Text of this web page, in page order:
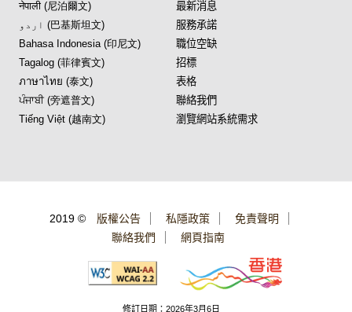
नेपाली (尼泊爾文)
اردو (巴基斯坦文)
Bahasa Indonesia (印尼文)
Tagalog (菲律賓文)
ภาษาไทย (泰文)
ਪੰਜਾਬੀ (旁遮普文)
Tiếng Việt (越南文)
最新消息
服務承諾
職位空缺
招標
表格
聯絡我們
瀏覽網站系統需求
2019 © 版權公告 私隱政策
免責聲明
聯絡我們
網頁指南
修訂日期：2026年3月6日